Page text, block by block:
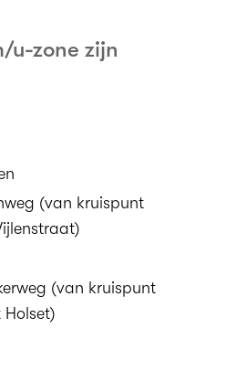
u-zone zijn
(van kruispunt
(van kruispunt